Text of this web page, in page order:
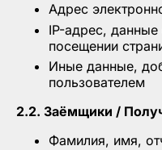
Адрес
IP-адрес,
посещении
Иные данные,
пользователем
2.2. Заёмщики /
Фамилия, имя,